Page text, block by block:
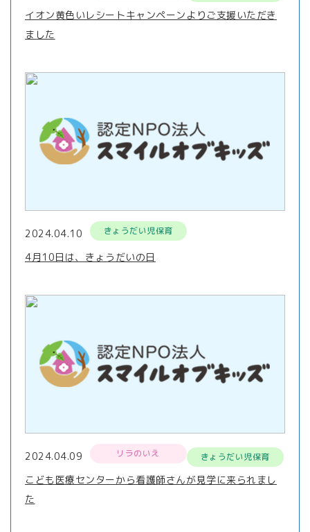
イオン黄色いレシートキャンペーンよりご支援いただき
ました
2024.04.10 きょうだい児保育
4月10日は、きょうだいの日
2024.04.09 リラのいえ きょうだい児保育
こども医療センターから看護師さんが見学に来られまし
た